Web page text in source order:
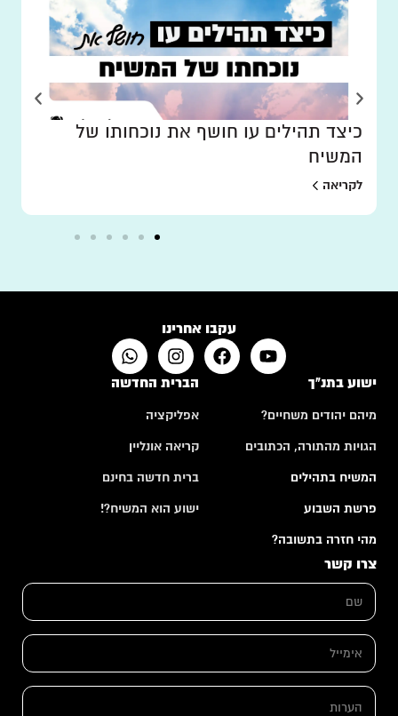
כיצד תהילים עו חושף את נוכחותו של
המשיח
לקריאה
עקבו אחרינו
ישוע בתנ"ך
מיהם יהודים משחיים?
הגויות מהתורה, הכתובים
המשיח בתהילים
פרשת השבוע
מהי חזרה בתשובה?
הברית החדשה
אפליקציה
קריאה אונליין
ברית חדשה בחינם
ישוע הוא המשיח?!
צרו קשר
ש
*
א
מ
יםה